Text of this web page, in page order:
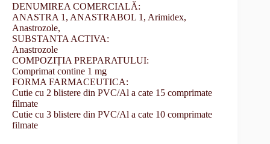
DENUMIREA COMERCIALĂ:
ANASTRA 1, ANASTRABOL 1, Arimidex,
Anastrozole,
SUBSTANTA ACTIVA:
Anastrozole
COMPOZIȚIA PREPARATULUI:
Comprimat contine 1 mg
FORMA FARMACEUTICA:
Cutie cu 2 blistere din PVC/Al a cate 15 comprimate
filmate
Cutie cu 3 blistere din PVC/Al a cate 10 comprimate
filmate